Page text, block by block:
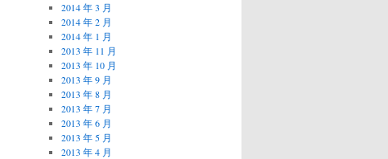
2014 年 3 月
2014 年 2 月
2014 年 1 月
2013 年 11 月
2013 年 10 月
2013 年 9 月
2013 年 8 月
2013 年 7 月
2013 年 6 月
2013 年 5 月
2013 年 4 月